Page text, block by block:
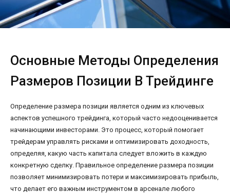
Основные Методы Определения
Размеров Позиции В Трейдинге
Определение размера позиции является одним из ключевых
аспектов успешного трейдинга, который часто недооценивается
начинающими инвесторами. Это процесс, который помогает
трейдерам управлять рисками и оптимизировать доходность,
определяя, какую часть капитала следует вложить в каждую
конкретную сделку. Правильное определение размера позиции
позволяет минимизировать потери и максимизировать прибыль,
что делает его важным инструментом в арсенале любого